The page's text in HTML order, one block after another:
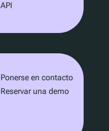
API
Ponerse en contacto
Reservar una demo